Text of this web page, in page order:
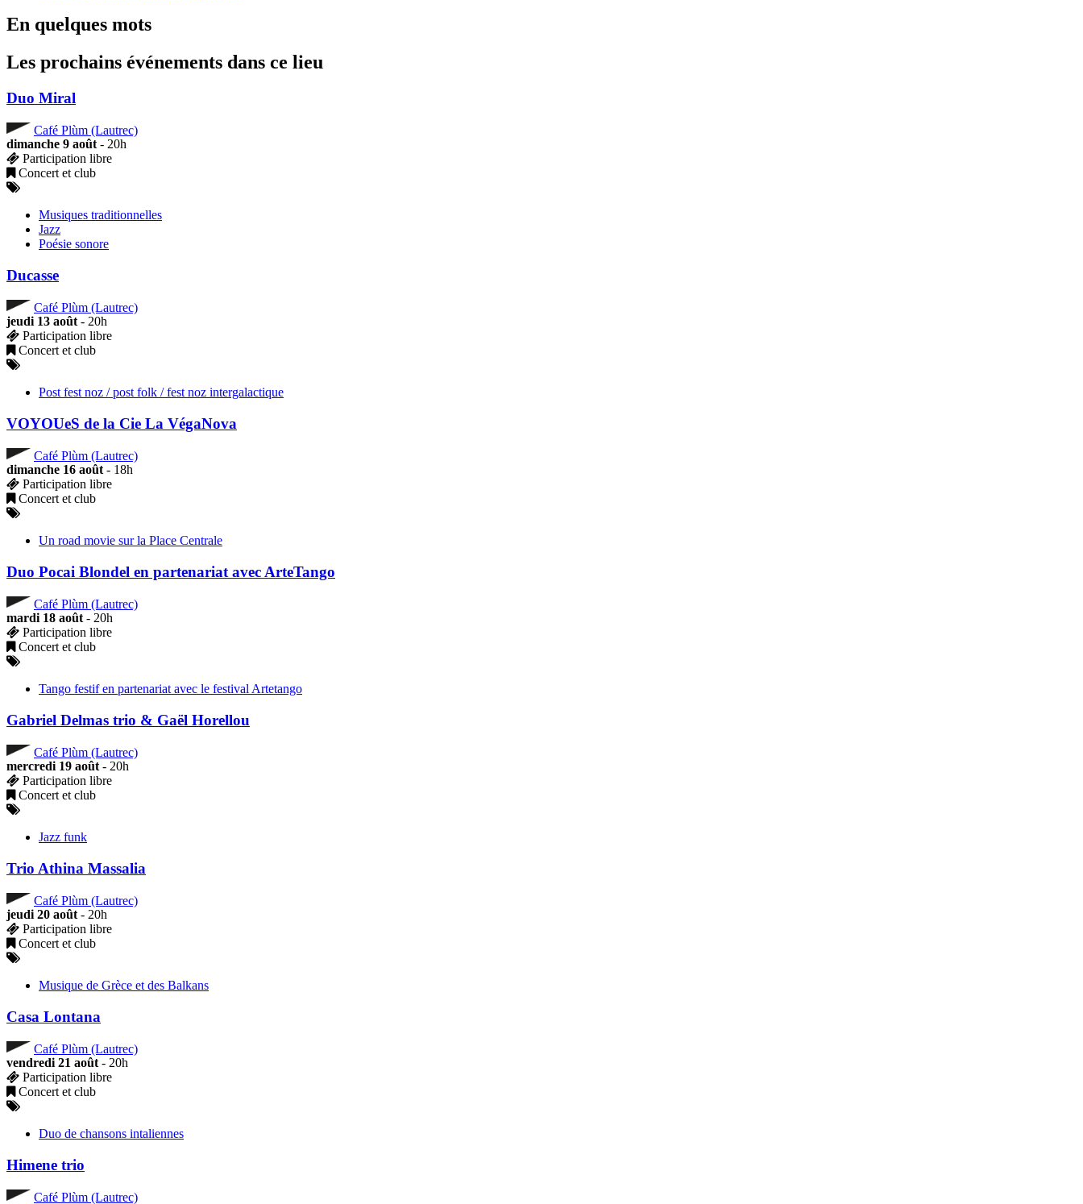
En quelques mots
Les prochains événements dans ce lieu
Duo Miral
Café Plùm (Lautrec)
dimanche 9 août- 20h
Participation libre
Concert et club
Musiques traditionnelles
Jazz
Poésie sonore
Ducasse
Café Plùm (Lautrec)
jeudi 13 août- 20h
Participation libre
Concert et club
Post fest noz / post folk / fest noz intergalactique
VOYOUeS de la Cie La VégaNova
Café Plùm (Lautrec)
dimanche 16 août- 18h
Participation libre
Concert et club
Un road movie sur la Place Centrale
Duo Pocai Blondel en partenariat avec ArteTango
Café Plùm (Lautrec)
mardi 18 août- 20h
Participation libre
Concert et club
Tango festif en partenariat avec le festival Artetango
Gabriel Delmas trio & Gaël Horellou
Café Plùm (Lautrec)
mercredi 19 août- 20h
Participation libre
Concert et club
Jazz funk
Trio Athina Massalia
Café Plùm (Lautrec)
jeudi 20 août- 20h
Participation libre
Concert et club
Musique de Grèce et des Balkans
Casa Lontana
Café Plùm (Lautrec)
vendredi 21 août- 20h
Participation libre
Concert et club
Duo de chansons intaliennes
Himene trio
Café Plùm (Lautrec)